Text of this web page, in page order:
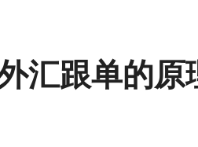
汇跟单的原